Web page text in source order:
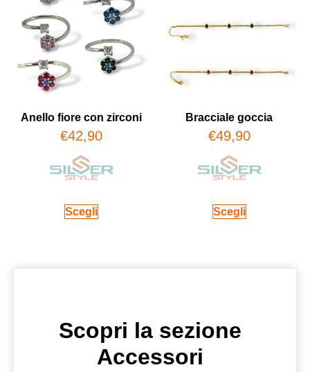
Anello fiore con zirconi
€42,90
Scegli
Bracciale goccia
€49,90
Scegli
Scopri la sezione
Accessori